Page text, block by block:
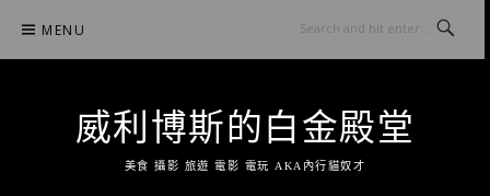
content
MENU
威利博斯的白金殿堂
美食 攝影 旅遊 電影 電玩 AKA內行貓奴才